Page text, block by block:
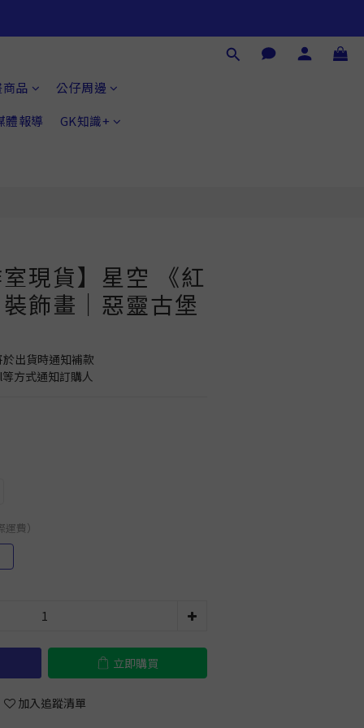
品
公仔周邊
體報導
GK知識+
現貨】星空 《紅
飾畫｜惡靈古堡
出貨時通知補款
方式通知訂購人
費）
立即購買
加入追蹤清單
立即購買